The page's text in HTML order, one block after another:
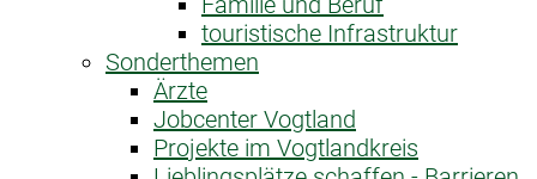
touristische Infrastruktur
Sonderthemen
Ärzte
Jobcenter Vogtland
Projekte im Vogtlandkreis